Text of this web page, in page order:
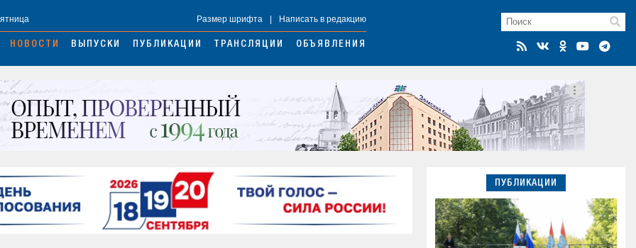
Размер шрифта Написать в редакцию
НОВОСТИ ВЫПУСКИ ПУБЛИКАЦИИ ТРАНСЛЯЦИИ ОБЪЯВЛЕНИЯ
ПУБЛИКАЦИИ